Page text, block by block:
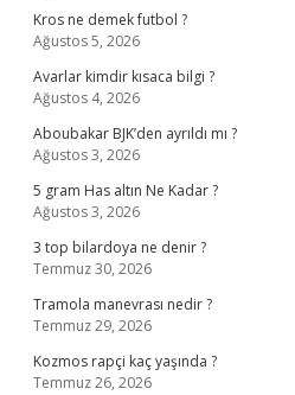
Kros ne demek futbol ?
Ağustos 5, 2026
Avarlar kimdir kısaca bilgi ?
Ağustos 4, 2026
Aboubakar BJK’den ayrıldı mı ?
Ağustos 3, 2026
5 gram Has altın Ne Kadar ?
Ağustos 3, 2026
3 top bilardoya ne denir ?
Temmuz 30, 2026
Tramola manevrası nedir ?
Temmuz 29, 2026
Kozmos rapçi kaç yaşında ?
Temmuz 26, 2026